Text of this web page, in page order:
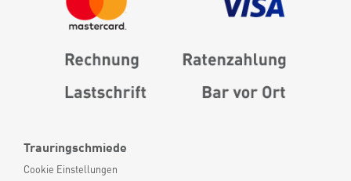
Trauringschmiede
Cookie Einstellungen